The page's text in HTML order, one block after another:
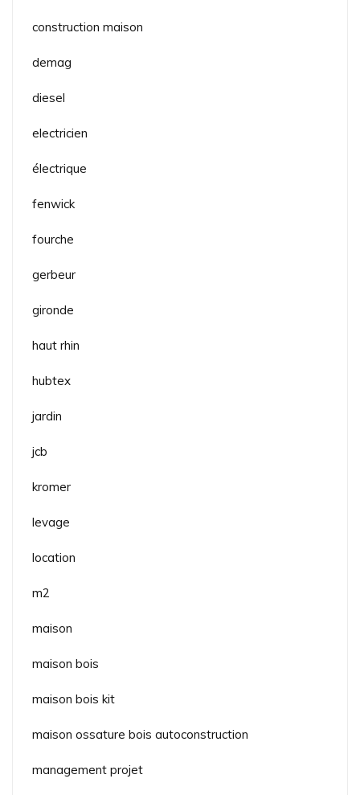
construction maison
demag
diesel
electricien
électrique
fenwick
fourche
gerbeur
gironde
haut rhin
hubtex
jardin
jcb
kromer
levage
location
m2
maison
maison bois
maison bois kit
maison ossature bois autoconstruction
management projet